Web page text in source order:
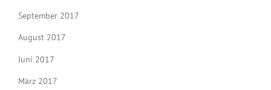
September 2017
August 2017
Juni 2017
März 2017